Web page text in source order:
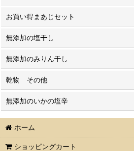
お買い得まあじセット
無添加の塩干し
無添加のみりん干し
乾物 その他
無添加のいかの塩辛
ホーム
ショッピングカート